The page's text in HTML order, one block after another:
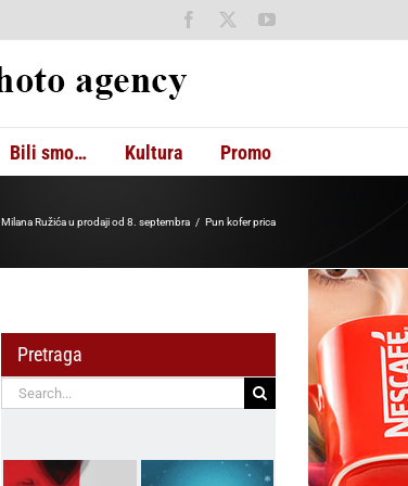
Facebook YouTube
Bili smo… Kultura Promo
Ružića u prodaji od 8. septembra Pun kofer prica
Pretraga
Search
for: